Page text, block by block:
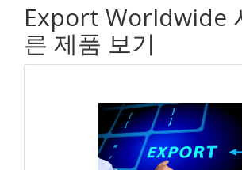
Export Worldwide
른 제품 보기